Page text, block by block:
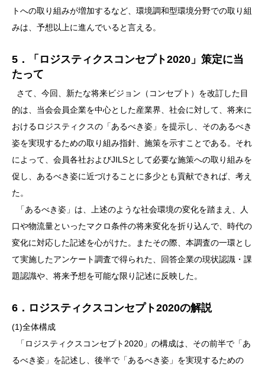
トへの取り組みが増加するなど、環境調和型環境分野での取り組
みは、予想以上に進んでいると言える。
5．「ロジスティクスコンセプト2020」策定に当
たって
さて、今回、新たな将来ビジョン（コンセプト）を改訂した目
的は、当会会員企業を中心とした産業界、社会に対して、将来に
おけるロジスティクスの「あるべき姿」を提示し、そのあるべき
姿を実現するための取り組み指針、施策を示すことである。それ
によって、会員各社およびJILSとして必要な施策への取り組みを
促し、あるべき姿に近づけることに多少とも貢献できれば、考え
た。
「あるべき姿」は、上述のような社会環境の変化を踏まえ、人
口や物流量といったマクロ条件の将来変化を折り込んで、時代の
変化に対応した記述を心がけた。またその際、本調査の一環とし
て実施したアンケート調査で得られた、回答企業の現状認識・課
題認識や、将来予想を可能な限り記述に反映した。
6．ロジスティクスコンセプト2020の解説
(1)全体構成
「ロジスティクスコンセプト2020」の構成は、その前半で「あ
るべき姿」を記述し、後半で「あるべき姿」を実現するための